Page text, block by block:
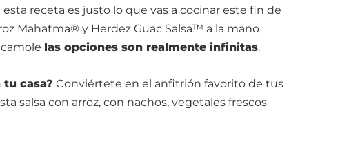
receta es justo lo que vas a cocinar este fin de
Mahatma® y Herdez Guac Salsa™ a la mano
las opciones son realmente infinitas.
tu casa? Conviértete en el anfitrión favorito de tus
salsa con arroz, con nachos, vegetales frescos